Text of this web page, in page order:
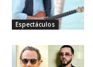
Espectáculos